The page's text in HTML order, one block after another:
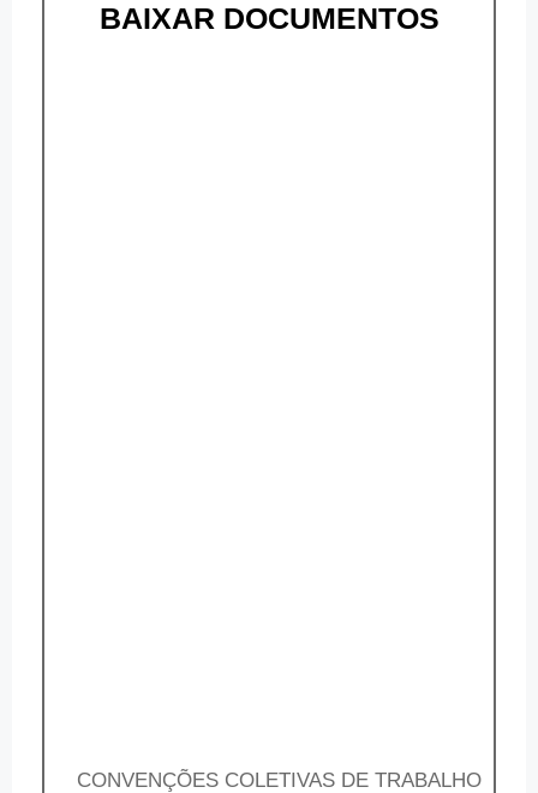
BAIXAR DOCUMENTOS
CONVENÇÕES COLETIVAS DE TRABALHO